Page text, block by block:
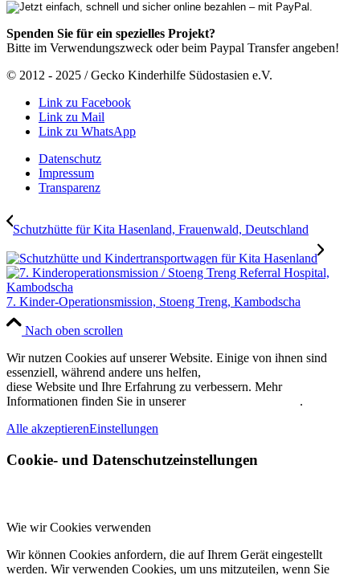
Spenden Sie für ein spezielles Projekt?
Bitte im Verwendungszweck oder beim Paypal Transfer angeben!
© 2012 - 2025 / Gecko Kinderhilfe Südostasien e.V.
Link zu Facebook
Link zu Mail
Link zu WhatsApp
Datenschutz
Impressum
Transparenz
Schutzhütte für Kita Hasenland, Frauenwald, Deutschland
7. Kinder-Operationsmission, Stoeng Treng, Kambodscha
Nach oben scrollen
Wir nutzen Cookies auf unserer Website. Einige von ihnen sind
essenziell, während andere uns helfen,
diese Website und Ihre Erfahrung zu verbessern. Mehr
Informationen finden Sie in unserer
.
Alle akzeptierenEinstellungen
Cookie- und Datenschutzeinstellungen
Wie wir Cookies verwenden
Wir können Cookies anfordern, die auf Ihrem Gerät eingestellt
werden. Wir verwenden Cookies, um uns mitzuteilen, wenn Sie